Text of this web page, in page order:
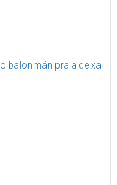
balonmán praia deixa